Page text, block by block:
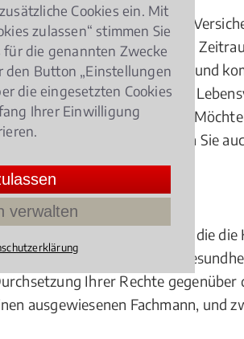
juristisch gesprochen der
Summen oder einen langen
Lassen Sie sich hier schnell und
Versicherungsart es geht,
Kfz-Versicherung...
kündigen? Dann kontaktieren Sie
die
dass da gerade bei den
Ihrer Rechte gegenüber
ausgewiesenen Fachmann, und
Cookies ein. Mit
zulassen“ stimmen Sie
die genannten Zwecke
den Button „Einstellungen
die eingesetzten Cookies
Ihrer Einwilligung
verwalten